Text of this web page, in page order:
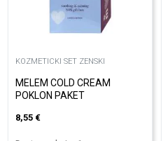
KOZMETICKI SET ZENSKI
MELEM COLD CREAM
POKLON PAKET
8,55 €